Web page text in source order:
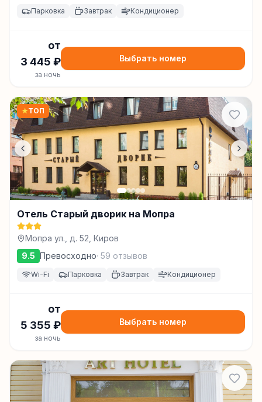
Парковка Завтрак Кондиционер
от
3 445 ₽
за ночь
Выбрать номер
★ТОП
Отель Старый дворик на Мопра
Мопра ул., д. 52, Киров
9.5 Превосходно· 59 отзывов
Wi-Fi Парковка Завтрак Кондиционер
от
5 355 ₽
за ночь
Выбрать номер